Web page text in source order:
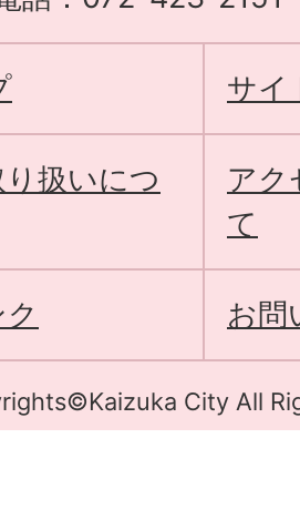
サイ
扱いにつ
アク
て
お問
City All